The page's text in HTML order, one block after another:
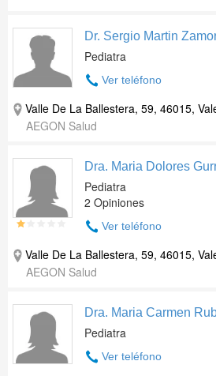
Dr. Sergio Martin
Pediatra
Ver teléfono
Valle De La Ballestera, 59, 46015,
AEGON Salud
Dra. Maria Dolores
Pediatra
2 Opiniones
Ver teléfono
Valle De La Ballestera, 59, 46015,
AEGON Salud
Dra. Maria Carmen
Pediatra
Ver teléfono